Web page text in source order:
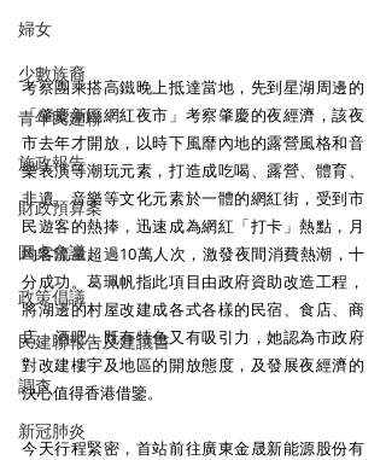
婦女
少數族裔
青年民建聯
施政報告
財政預算案
圓桌會議
政策倡議
民建聯報告及建議書
調查
新冠肺炎
考察團乘搭高鐵晚上抵達當地，先到星湖周邊的
「肇慶新區網紅夜市」考察肇慶的夜經濟，該夜
市去年才開放，以時下風靡內地的露營風格和音
樂表演等潮玩元素，打造成吃喝、露營、體育、
非遺、音樂等文化元素於一體的網紅街，受到市
民遊客的熱捧，迅速成為網紅「打卡」熱點，月
均客流量超過10萬人次，激發夜間消費熱潮，十
分成功。葛珮帆指此項目由政府資助改造工程，
將湖邊的村屋改建成各式各樣的民宿、食店、商
店、酒吧，既有特色又有吸引力，她認為市政府
對改建樓宇及地區的開放態度，及發展夜經濟的
決心值得香港借鑒。
今天行程緊密，首站前往廣東金晟新能源股份有